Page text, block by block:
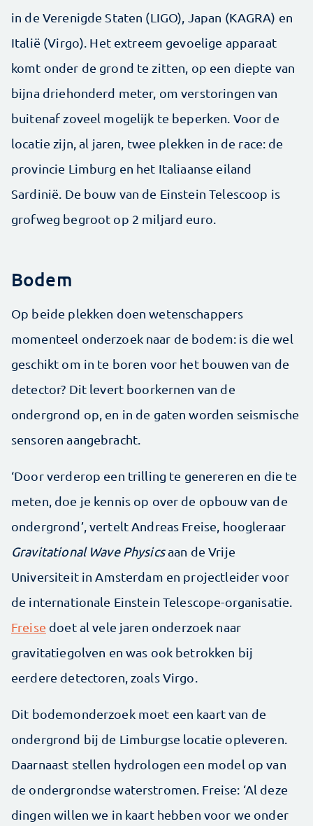
in de Verenigde Staten (LIGO), Japan (KAGRA) en
Italië (Virgo). Het extreem gevoelige apparaat
komt onder de grond te zitten, op een diepte van
bijna driehonderd meter, om verstoringen van
buitenaf zoveel mogelijk te beperken. Voor de
locatie zijn, al jaren, twee plekken in de race: de
provincie Limburg en het Italiaanse eiland
Sardinië. De bouw van de Einstein Telescoop is
grofweg begroot op 2 miljard euro.
Bodem
Op beide plekken doen wetenschappers
momenteel onderzoek naar de bodem: is die wel
geschikt om in te boren voor het bouwen van de
detector? Dit levert boorkernen van de
ondergrond op, en in de gaten worden seismische
sensoren aangebracht.
‘Door verderop een trilling te genereren en die te
meten, doe je kennis op over de opbouw van de
ondergrond’, vertelt Andreas Freise, hoogleraar
Gravitational Wave Physicsaan de Vrije
Universiteit in Amsterdam en projectleider voor
de internationale Einstein Telescope-organisatie.
Freise doet al vele jaren onderzoek naar
gravitatiegolven en was ook betrokken bij
eerdere detectoren, zoals Virgo.
Dit bodemonderzoek moet een kaart van de
ondergrond bij de Limburgse locatie opleveren.
Daarnaast stellen hydrologen een model op van
de ondergrondse waterstromen. Freise: ‘Al deze
dingen willen we in kaart hebben voor we onder